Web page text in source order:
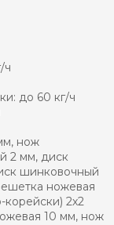
ч
до 60 кг/ч
нож
2 мм, диск
шинковочный
ножевая
2х2
10 мм, нож